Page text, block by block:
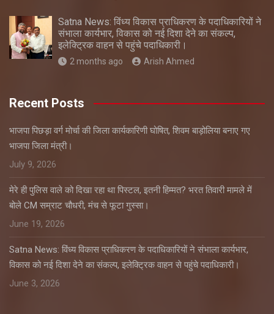
Satna News: विंध्य विकास प्राधिकरण के पदाधिकारियों ने
संभाला कार्यभार, विकास को नई दिशा देने का संकल्प,
इलेक्ट्रिक वाहन से पहुंचे पदाधिकारी।
2 months ago Arish Ahmed
Recent Posts
भाजपा पिछड़ा वर्ग मोर्चा की जिला कार्यकारिणी घोषित, शिवम बाड़ोलिया बनाए गए
भाजपा जिला मंत्री।
July 9, 2026
मेरे ही पुलिस वाले को दिखा रहा था पिस्टल, इतनी हिम्मत? भरत तिवारी मामले में
बोले CM सम्राट चौधरी, मंच से फूटा गुस्सा।
June 19, 2026
Satna News: विंध्य विकास प्राधिकरण के पदाधिकारियों ने संभाला कार्यभार,
विकास को नई दिशा देने का संकल्प, इलेक्ट्रिक वाहन से पहुंचे पदाधिकारी।
June 3, 2026